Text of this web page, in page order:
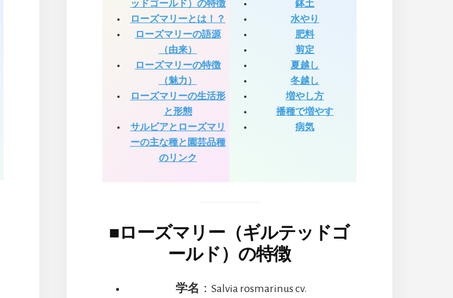
ッドゴールド）の特徴
ローズマリーとは！？
ローズマリーの語源
（由来）
ローズマリーの特徴
（魅力）
ローズマリーの生活形
と形態
サルビアとローズマリ
ーの主な種と園芸品種
のリンク
鉢土
水やり
肥料
剪定
夏越し
冬越し
増やし方
播種で増やす
病気
■ローズマリー（ギルテッドゴ
ールド）の特徴
学名 ：Salvia rosmarinus cv.